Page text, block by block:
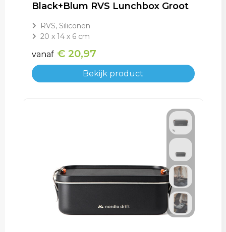
Black+Blum RVS Lunchbox Groot
RVS, Siliconen
20 x 14 x 6 cm
vanaf € 20,97
Bekijk product